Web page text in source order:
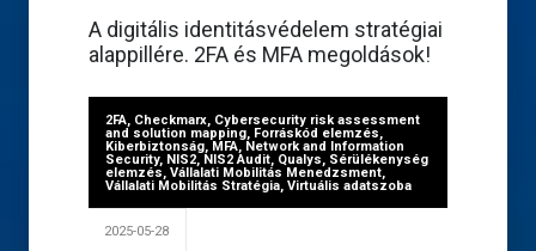
A digitális identitásvédelem stratégiai
alappillére. 2FA és MFA megoldások!
2FA, Checkmarx, Cybersecurity risk assessment
and solution mapping, Forráskód elemzés,
Kiberbiztonság, MFA, Network and Information
Security, NIS2, NIS2 Audit, Qualys, Sérülékenység
elemzés, Vállalati Mobilitás Menedzsment,
Vállalati Mobilitás Stratégia, Virtuális adatszoba
2025-05-28